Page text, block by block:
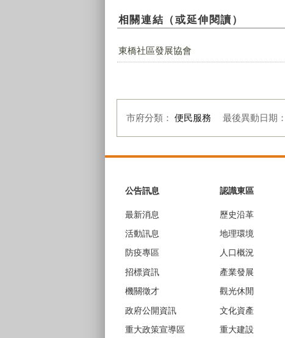
相關連結（或延伸閱讀）
東橋社區發展協會
市府分類： 便民服務 最後異動日期：
公告訊息
最新消息
活動訊息
防疫專區
招標資訊
機關徵才
政府公開資訊
重大政策宣導區
認識東區
歷史沿革
地理環境
人口概況
產業發展
觀光休閒
文化資產
重大建設